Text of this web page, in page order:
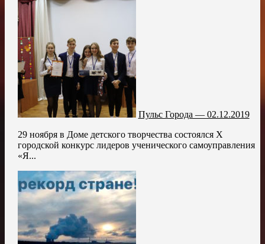
Пульс Города — 02.12.2019
29 ноября в Доме детского творчества состоялся X
городской конкурс лидеров ученического самоуправления
«Я...